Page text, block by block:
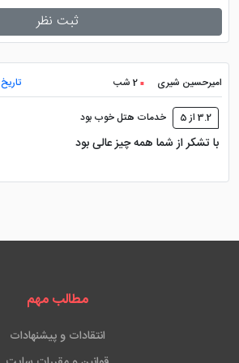
دیگر امکانات
این هتل زیبای دبی علاوه بر مواردی
دیگری همچون روم سرویس، ترانسفر
کیلومتر از فرودگاه فاصله دارد. این
ثبت نظر
امیرحسین شیری 2 شب تاریخ درج
3.2 از 5 خدمات هتل خوب بود
با تشکر از شما همه چیز عالی بود
مطالب مهم
انتقادات و پیشنهادات